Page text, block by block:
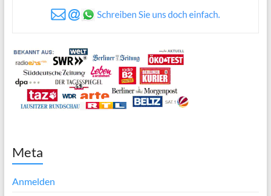
Meta
Anmelden